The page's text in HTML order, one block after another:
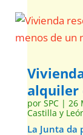
alquiler
por SPC| 26
Castilla y
La Junta da